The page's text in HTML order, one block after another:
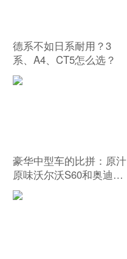
德系不如日系耐用？3
系、A4、CT5怎么选？
豪华中型车的比拼：原汁
原味沃尔沃S60和奥迪
A4L谁更好？